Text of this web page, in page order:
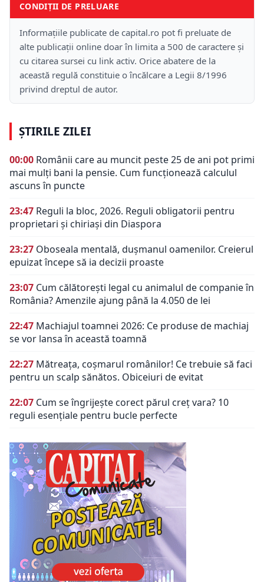
CONDIȚII DE PRELUARE
Informațiile publicate de capital.ro pot fi preluate de
alte publicații online doar în limita a 500 de caractere și
cu citarea sursei cu link activ. Orice abatere de la
această regulă constituie o încălcare a Legii 8/1996
privind dreptul de autor.
ȘTIRILE ZILEI
00:00 Românii care au muncit peste 25 de ani pot primi
mai mulți bani la pensie. Cum funcționează calculul
ascuns în puncte
23:47 Reguli la bloc, 2026. Reguli obligatorii pentru
proprietari și chiriași din Diaspora
23:27 Oboseala mentală, dușmanul oamenilor. Creierul
epuizat începe să ia decizii proaste
23:07 Cum călătorești legal cu animalul de companie în
România? Amenzile ajung până la 4.050 de lei
22:47 Machiajul toamnei 2026: Ce produse de machiaj
se vor lansa în această toamnă
22:27 Mătreața, coșmarul românilor! Ce trebuie să faci
pentru un scalp sănătos. Obiceiuri de evitat
22:07 Cum se îngrijește corect părul creț vara? 10
reguli esențiale pentru bucle perfecte